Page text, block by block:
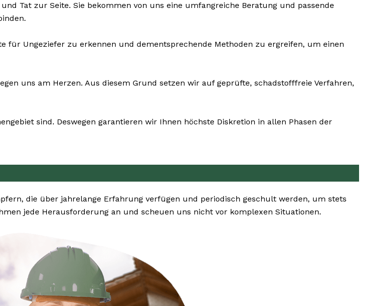
Tat zur Seite. Sie bekommen von uns eine umfangreiche Beratung und passende
für Ungeziefer zu erkennen und dementsprechende Methoden zu ergreifen, um einen
uns am Herzen. Aus diesem Grund setzen wir auf geprüfte, schadstofffreie Verfahren,
sind. Deswegen garantieren wir Ihnen höchste Diskretion in allen Phasen der
die über jahrelange Erfahrung verfügen und periodisch geschult werden, um stets
jede Herausforderung an und scheuen uns nicht vor komplexen Situationen.